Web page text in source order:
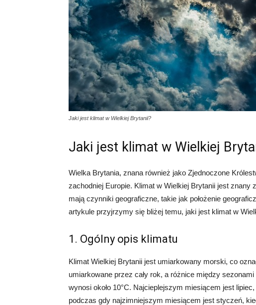
Jaki jest klimat w Wielkiej Brytanii?
Jaki jest klimat w Wielkiej
Wielka Brytania, znana również jako Zjednoczone
zachodniej Europie. Klimat w Wielkiej Brytanii jest znany
mają czynniki geograficzne, takie jak położenie
artykule przyjrzymy się bliżej temu, jaki jest klimat w
1. Ogólny opis klimatu
Klimat Wielkiej Brytanii jest umiarkowany morski, co
umiarkowane przez cały rok, a różnice między
wynosi około 10°C. Najcieplejszym miesiącem jest
podczas gdy najzimniejszym miesiącem jest styczeń,